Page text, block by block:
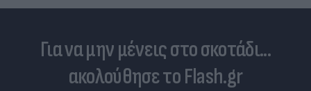
Για να μην μένεις στο σκοτάδι...
ακολούθησε το Flash.gr